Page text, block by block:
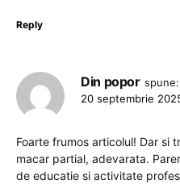
Reply
Din popor spune:
20 septembrie
Foarte frumos articolul! Dar si
macar partial, adevarata.
de educatie si activitate